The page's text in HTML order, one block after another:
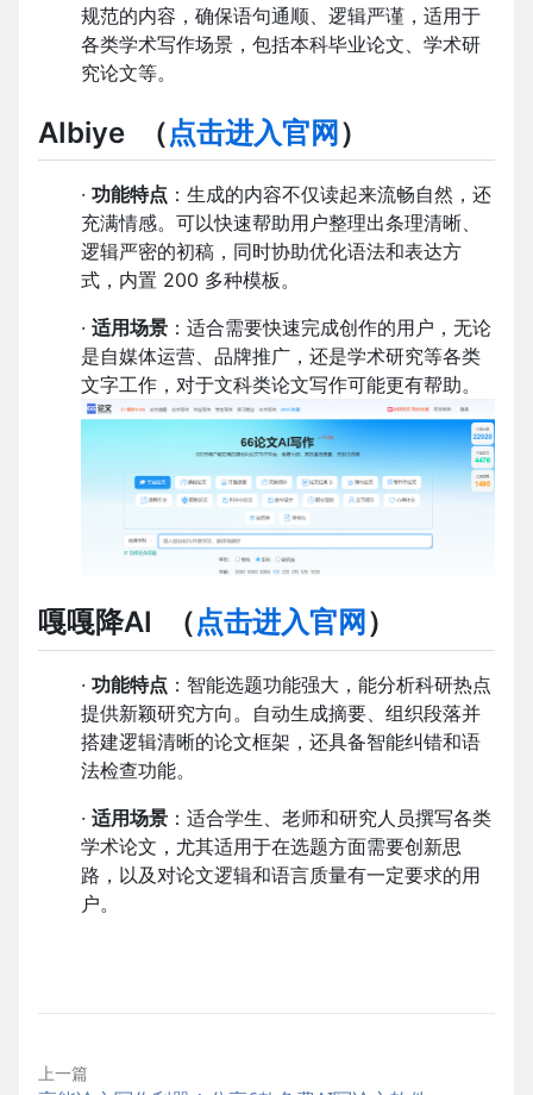
规范的内容，确保语句通顺、逻辑严谨，适用于
各类学术写作场景，包括本科毕业论文、学术研
究论文等。
AIbiye （点击进入官网 ）
· 功能特点 ：生成的内容不仅读起来流畅自然，还
充满情感。可以快速帮助用户整理出条理清晰、
逻辑严密的初稿，同时协助优化语法和表达方
式，内置 200 多种模板。
· 适用场景 ：适合需要快速完成创作的用户，无论
是自媒体运营、品牌推广，还是学术研究等各类
文字工作，对于文科类论文写作可能更有帮助。
嘎嘎降AI （点击进入官网 ）
· 功能特点 ：智能选题功能强大，能分析科研热点
提供新颖研究方向。自动生成摘要、组织段落并
搭建逻辑清晰的论文框架，还具备智能纠错和语
法检查功能。
· 适用场景 ：适合学生、老师和研究人员撰写各类
学术论文，尤其适用于在选题方面需要创新思
路，以及对论文逻辑和语言质量有一定要求的用
户。
上一篇